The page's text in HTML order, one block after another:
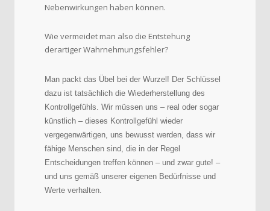
Nebenwirkungen haben können.
Wie vermeidet man also die Entstehung
derartiger Wahrnehmungsfehler?
Man packt das Übel bei der Wurzel! Der Schlüssel
dazu ist tatsächlich die Wiederherstellung des
Kontrollgefühls. Wir müssen uns – real oder sogar
künstlich – dieses Kontrollgefühl wieder
vergegenwärtigen, uns bewusst werden, dass wir
fähige Menschen sind, die in der Regel
Entscheidungen treffen können – und zwar gute! –
und uns gemäß unserer eigenen Bedürfnisse und
Werte verhalten.